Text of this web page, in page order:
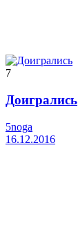
7
Доигрались
5noga
16.12.2016